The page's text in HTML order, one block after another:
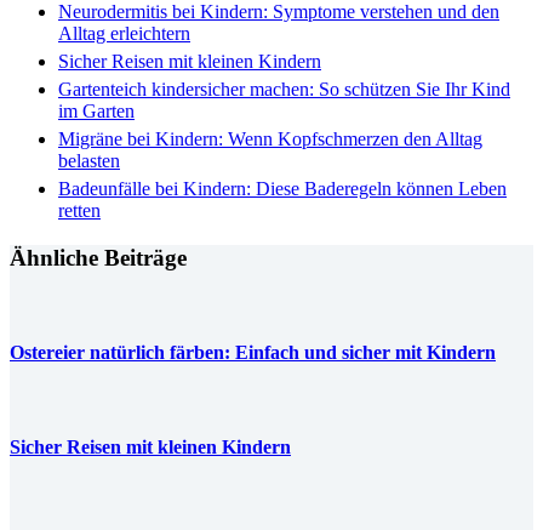
Neurodermitis bei Kindern: Symptome verstehen und den
Alltag erleichtern
Sicher Reisen mit kleinen Kindern
Gartenteich kindersicher machen: So schützen Sie Ihr Kind
im Garten
Migräne bei Kindern: Wenn Kopfschmerzen den Alltag
belasten
Badeunfälle bei Kindern: Diese Baderegeln können Leben
retten
Ähnliche Beiträge
Ostereier natürlich färben: Einfach und sicher mit Kindern
Sicher Reisen mit kleinen Kindern